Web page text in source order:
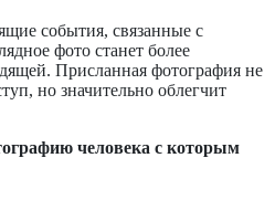
события, связанные с
фото станет более
Присланная фотография не
но значительно облегчит
человека с которым